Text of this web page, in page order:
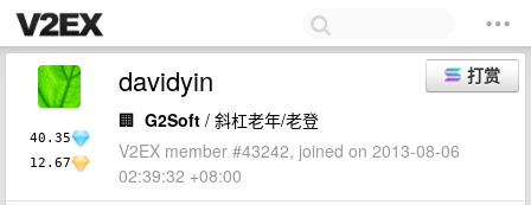
40.35
12.67
打赏
davidyin
🏢 G2Soft / 斜杠老年/老登
V2EX member #43242, joined on 2013-08-06
02:39:32 +08:00